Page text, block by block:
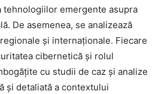
emergente asupra
De asemenea, se analizează
și internaționale. Fiecare
cibernetică și rolul
cu studii de caz și analize
și detaliată a contextului